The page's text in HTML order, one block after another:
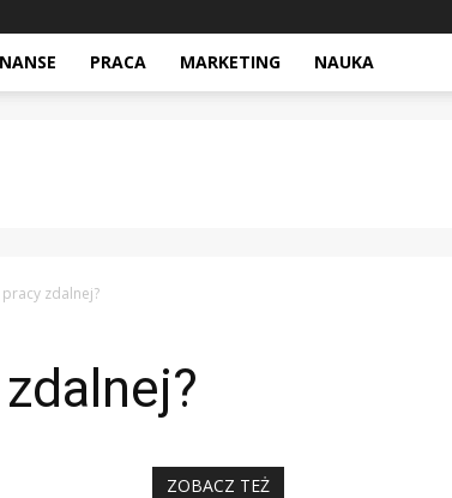
PRACA MARKETING NAUKA
zdalnej?
ZOBACZ TEŻ